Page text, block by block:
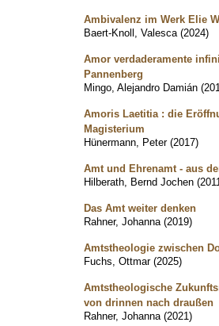
Ambivalenz im Werk Elie
Baert-Knoll, Valesca (2024)
Amor verdaderamente
Pannenberg
Mingo, Alejandro Damián (
Amoris Laetitia : die
Magisterium
Hünermann, Peter (2017)
Amt und Ehrenamt - aus
Hilberath, Bernd Jochen (
Das Amt weiter denken
Rahner, Johanna (2019)
Amtstheologie zwischen
Fuchs, Ottmar (2025)
Amtstheologische
von drinnen nach draußen
Rahner, Johanna (2021)